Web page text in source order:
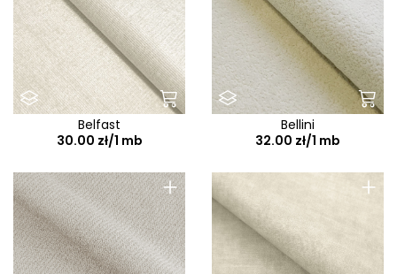
Belfast
30.00 zł/1 mb
Bellini
32.00 zł/1 mb
+ +